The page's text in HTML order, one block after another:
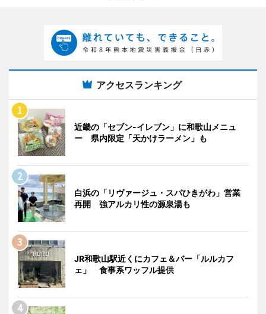
アクセスランキング
近畿の「セブン-イレブン」に和歌山メニュ
ー 県内限定「天かけラーメン」も
白浜の「リヴァージュ・スパひきがわ」営業
再開 強アルカリ性の源泉湯も
JR和歌山駅近くにカフェ＆バー「ルルカフ
ェ」 食事系ワッフル提供